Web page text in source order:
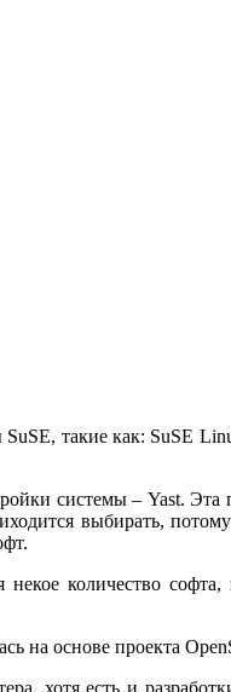
такие как: SuSE
системы – Yast.
выбирать,
количество
на основе проекта
хотя есть и